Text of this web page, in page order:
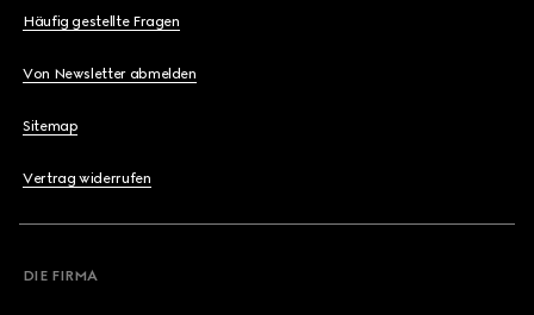
Häufig gestellte Fragen
Von Newsletter abmelden
Sitemap
Vertrag widerrufen
DIE FIRMA